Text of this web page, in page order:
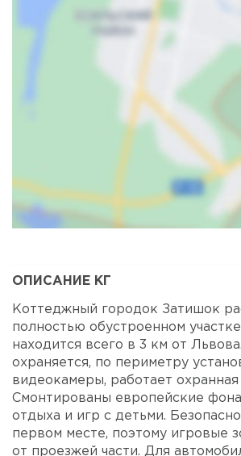
ОПИСАНИЕ КГ
Коттеджный городок Затишок
полностью обустроенном
находится всего в 3 км от
охраняется, по периметру
видеокамеры, работает охранная
Смонтированы европейские
отдыха и игр с детьми.
первом месте, поэтому игровые
от проезжей части. Для